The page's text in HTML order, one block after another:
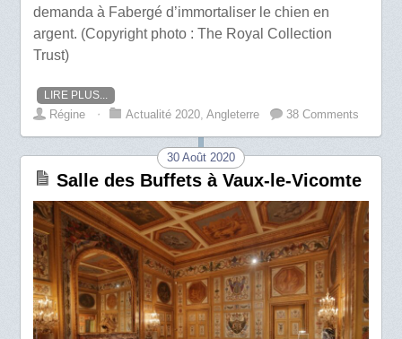
demanda à Fabergé d’immortaliser le chien en
argent. (Copyright photo : The Royal Collection
Trust)
LIRE PLUS...
Régine ⋅ Actualité 2020,Angleterre 38 Comments
30 Août 2020
Salle des Buffets à Vaux-le-Vicomte